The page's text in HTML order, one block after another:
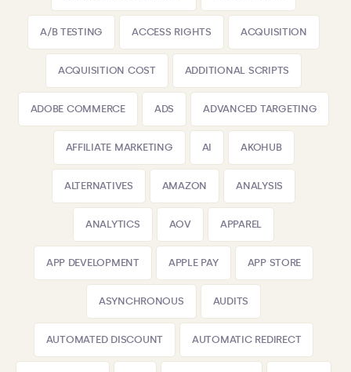
A/B TESTING ACCESS RIGHTS ACQUISITION
ACQUISITION COST ADDITIONAL SCRIPTS
ADOBE COMMERCE ADS ADVANCED TARGETING
AFFILIATE MARKETING AI AKOHUB
ALTERNATIVES AMAZON ANALYSIS
ANALYTICS AOV APPAREL
APP DEVELOPMENT APPLE PAY APP STORE
ASYNCHRONOUS AUDITS
AUTOMATED DISCOUNT AUTOMATIC REDIRECT